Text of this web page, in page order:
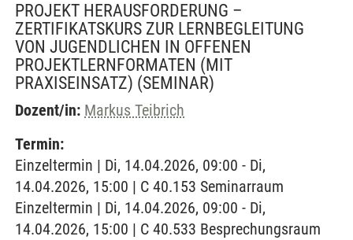
PROJEKT HERAUSFORDERUNG –
ZERTIFIKATSKURS ZUR LERNBEGLEITUNG
VON JUGENDLICHEN IN OFFENEN
PROJEKTLERNFORMATEN (MIT
PRAXISEINSATZ) (SEMINAR)
Dozent/in: Markus Teibrich
Termin:
Einzeltermin | Di, 14.04.2026, 09:00 - Di,
14.04.2026, 15:00 | C 40.153 Seminarraum
Einzeltermin | Di, 14.04.2026, 09:00 - Di,
14.04.2026, 15:00 | C 40.533 Besprechungsraum